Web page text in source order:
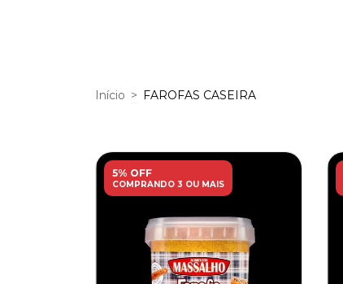
Início > FAROFAS CASEIRA
5% OFF
COMPRANDO 3 OU MAIS